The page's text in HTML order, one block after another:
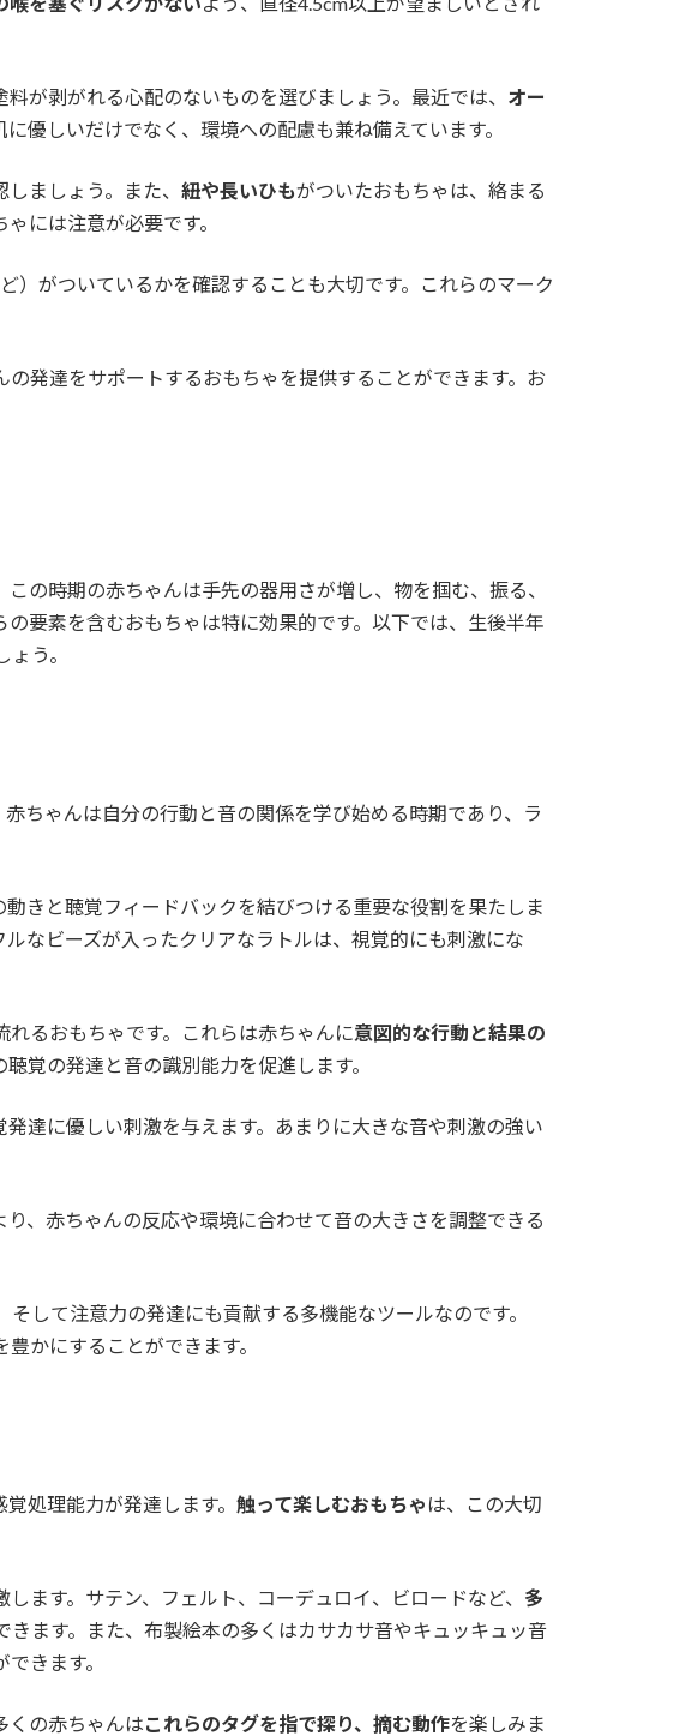
が剥がれる心配のないものを選びましょう。最近では、 オー
優しいだけでなく、環境への配慮も兼ね備えています。
ましょう。また、 紐や長いひもがついたおもちゃは、絡まる
には注意が必要です。
ど）がついているかを確認することも大切です。これらのマーク
発達をサポートするおもちゃを提供することができます。お
の時期の赤ちゃんは手先の器用さが増し、物を掴む、振る、
要素を含むおもちゃは特に効果的です。以下では、生後半年
う。
ちゃんは自分の行動と音の関係を学び始める時期であり、ラ
きと聴覚フィードバックを結びつける重要な役割を果たしま
なビーズが入ったクリアなラトルは、視覚的にも刺激にな
るおもちゃです。これらは赤ちゃんに意図的な行動と結果の
覚の発達と音の識別能力を促進します。
達に優しい刺激を与えます。あまりに大きな音や刺激の強い
、赤ちゃんの反応や環境に合わせて音の大きさを調整できる
して注意力の発達にも貢献する多機能なツールなのです。
かにすることができます。
処理能力が発達します。 触って楽しむおもちゃは、この大切
ます。サテン、フェルト、コーデュロイ、ビロードなど、 多
ます。また、布製絵本の多くはカサカサ音やキュッキュッ音
きます。
くの赤ちゃんはこれらのタグを指で探り、摘む動作を楽しみま